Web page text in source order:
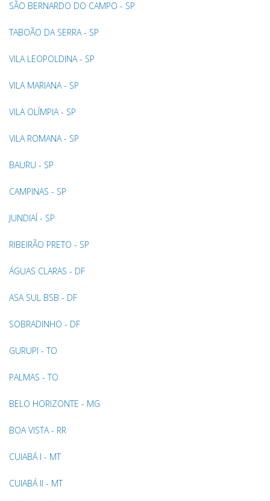
SÃO BERNARDO DO CAMPO - SP
TABOÃO DA SERRA - SP
VILA LEOPOLDINA - SP
VILA MARIANA - SP
VILA OLÍMPIA - SP
VILA ROMANA - SP
BAURU - SP
CAMPINAS - SP
JUNDIAÍ - SP
RIBEIRÃO PRETO - SP
ÁGUAS CLARAS - DF
ASA SUL BSB - DF
SOBRADINHO - DF
GURUPI - TO
PALMAS - TO
BELO HORIZONTE - MG
BOA VISTA - RR
CUIABÁ I - MT
CUIABÁ II - MT